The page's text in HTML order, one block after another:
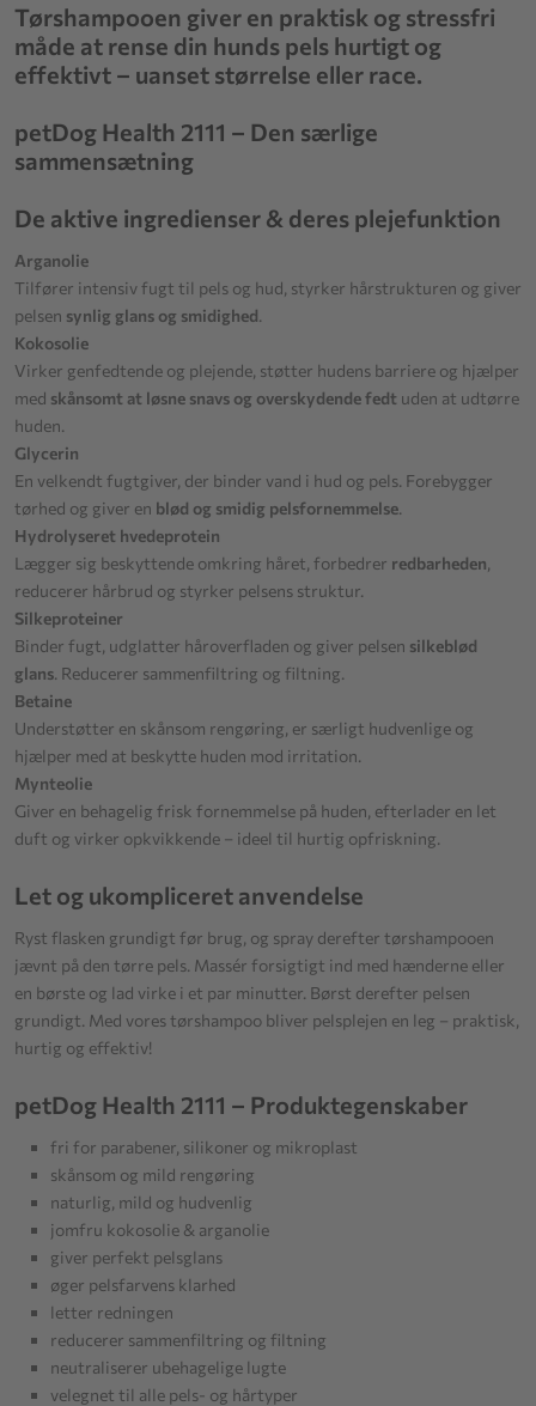
Tørshampooen giver en praktisk og stressfri
måde at rense din hunds pels hurtigt og
effektivt – uanset størrelse eller race.
petDog Health 2111 – Den særlige
sammensætning
De aktive ingredienser & deres plejefunktion
Arganolie
Tilfører intensiv fugt til pels og hud, styrker hårstrukturen og giver
pelsen synlig glans og smidighed.
Kokosolie
Virker genfedtende og plejende, støtter hudens barriere og hjælper
med skånsomt at løsne snavs og overskydende fedt uden at udtørre
huden.
Glycerin
En velkendt fugtgiver, der binder vand i hud og pels. Forebygger
tørhed og giver en blød og smidig pelsfornemmelse.
Hydrolyseret hvedeprotein
Lægger sig beskyttende omkring håret, forbedrer redbarheden,
reducerer hårbrud og styrker pelsens struktur.
Silkeproteiner
Binder fugt, udglatter håroverfladen og giver pelsen silkeblød
glans. Reducerer sammenfiltring og filtning.
Betaine
Understøtter en skånsom rengøring, er særligt hudvenlige og
hjælper med at beskytte huden mod irritation.
Mynteolie
Giver en behagelig frisk fornemmelse på huden, efterlader en let
duft og virker opkvikkende – ideel til hurtig opfriskning.
Let og ukompliceret anvendelse
Ryst flasken grundigt før brug, og spray derefter tørshampooen
jævnt på den tørre pels. Massér forsigtigt ind med hænderne eller
en børste og lad virke i et par minutter. Børst derefter pelsen
grundigt. Med vores tørshampoo bliver pelsplejen en leg – praktisk,
hurtig og effektiv!
petDog Health 2111 – Produktegenskaber
fri for parabener, silikoner og mikroplast
skånsom og mild rengøring
naturlig, mild og hudvenlig
jomfru kokosolie & arganolie
giver perfekt pelsglans
øger pelsfarvens klarhed
letter redningen
reducerer sammenfiltring og filtning
neutraliserer ubehagelige lugte
velegnet til alle pels- og hårtyper